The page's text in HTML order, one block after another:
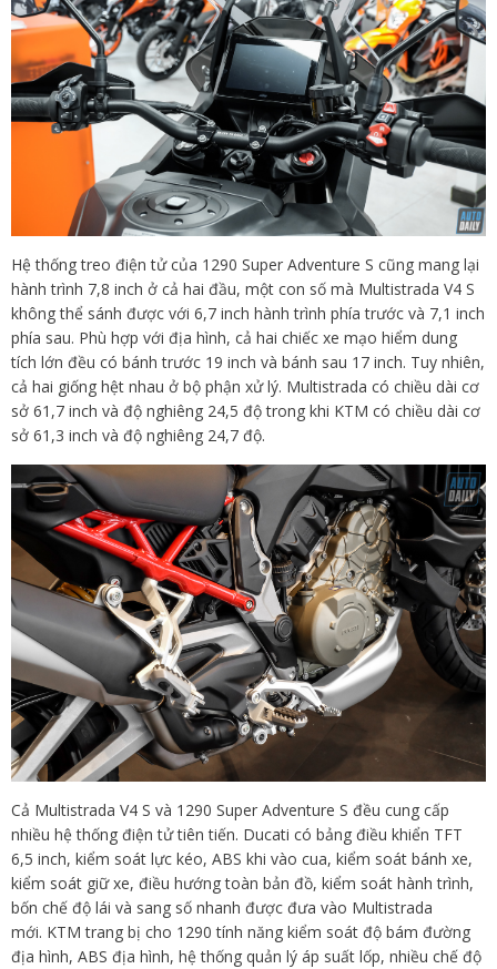
Hệ thống treo điện tử của 1290 Super Adventure S cũng mang lại
hành trình 7,8 inch ở cả hai đầu, một con số mà Multistrada V4 S
không thể sánh được với 6,7 inch hành trình phía trước và 7,1 inch
phía sau. Phù hợp với địa hình, cả hai chiếc xe mạo hiểm dung
tích lớn đều có bánh trước 19 inch và bánh sau 17 inch. Tuy nhiên,
cả hai giống hệt nhau ở bộ phận xử lý. Multistrada có chiều dài cơ
sở 61,7 inch và độ nghiêng 24,5 độ trong khi KTM có chiều dài cơ
sở 61,3 inch và độ nghiêng 24,7 độ.
Cả Multistrada V4 S và 1290 Super Adventure S đều cung cấp
nhiều hệ thống điện tử tiên tiến. Ducati có bảng điều khiển TFT
6,5 inch, kiểm soát lực kéo, ABS khi vào cua, kiểm soát bánh xe,
kiểm soát giữ xe, điều hướng toàn bản đồ, kiểm soát hành trình,
bốn chế độ lái và sang số nhanh được đưa vào Multistrada
mới. KTM trang bị cho 1290 tính năng kiểm soát độ bám đường
địa hình, ABS địa hình, hệ thống quản lý áp suất lốp, nhiều chế độ